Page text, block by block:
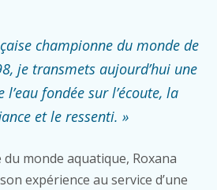
championne du monde de
je transmets aujourd’hui une
l’eau fondée sur l’écoute, la
et le ressenti. »
monde aquatique, Roxana
expérience au service d’une